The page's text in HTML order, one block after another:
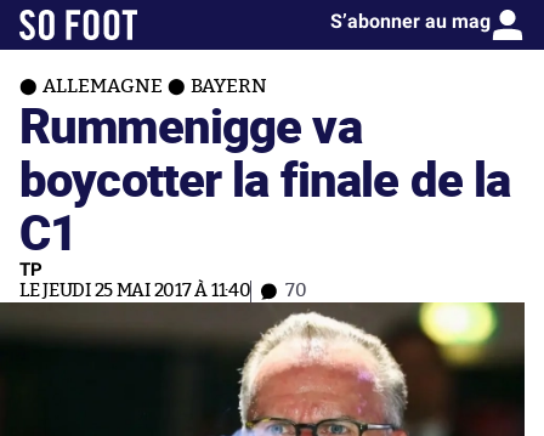
S’abonner au mag
ALLEMAGNE BAYERN
Rummenigge va
boycotter la finale de la
C1
TP
LE JEUDI 25 MAI 2017 À 11:40 70